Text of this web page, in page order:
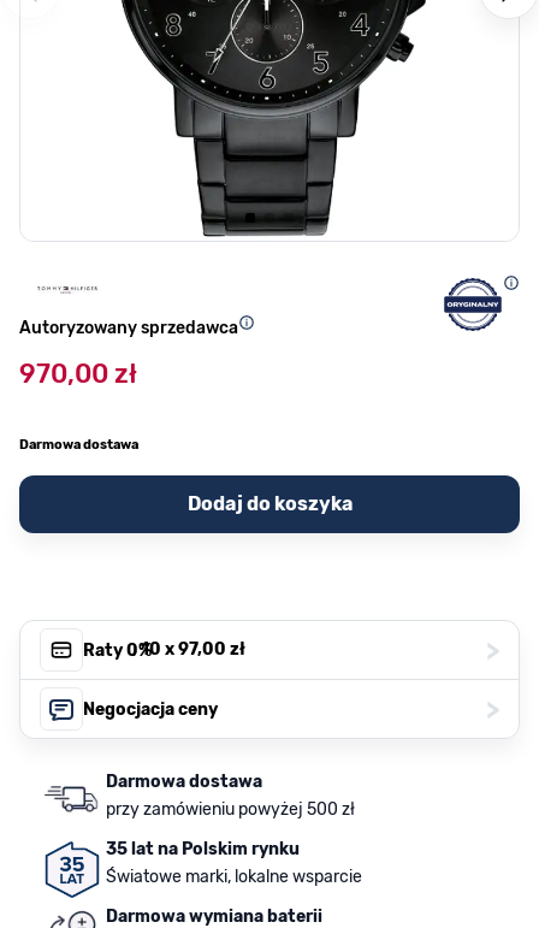
Autoryzowany sprzedawca
970,00 zł
Darmowa dostawa
Dodaj do koszyka
Raty 0%, 10 x97,00 zł >
Negocjacja ceny >
Darmowa dostawa
przy zamówieniu powyżej 500 zł
35 lat na Polskim rynku
Światowe marki, lokalne wsparcie
Darmowa wymiana baterii